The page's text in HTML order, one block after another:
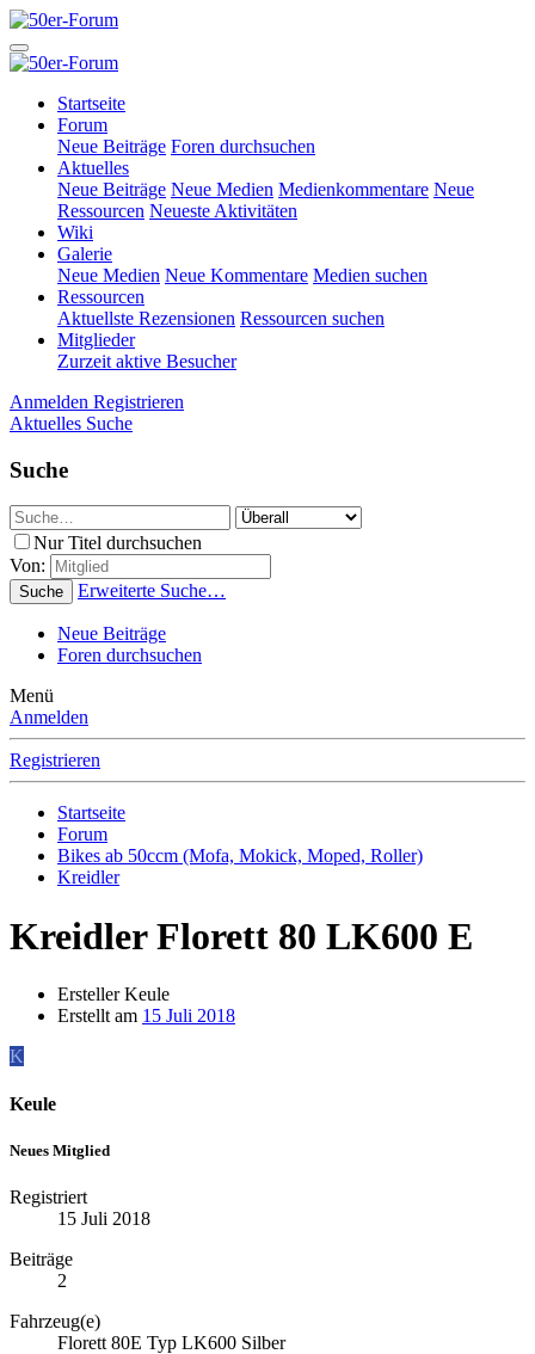
Startseite
Forum
Neue Beiträge Foren durchsuchen
Aktuelles
Neue Beiträge Neue Medien Medienkommentare Neue
Ressourcen Neueste Aktivitäten
Wiki
Galerie
Neue Medien Neue Kommentare Medien suchen
Ressourcen
Aktuellste Rezensionen Ressourcen suchen
Mitglieder
Zurzeit aktive Besucher
Anmelden Registrieren
Aktuelles Suche
Suche
Nur Titel durchsuchen
Von:
Suche Erweiterte Suche…
Neue Beiträge
Foren durchsuchen
Menü
Anmelden
Registrieren
Startseite
Forum
Bikes ab 50ccm (Mofa, Mokick, Moped, Roller)
Kreidler
Kreidler Florett 80 LK600 E
ErstellerKeule
Erstellt am 15 Juli 2018
K
Keule
Neues Mitglied
Registriert
15 Juli 2018
Beiträge
2
Fahrzeug(e)
Florett 80E Typ LK600 Silber